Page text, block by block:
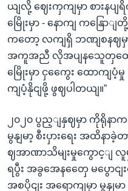
ယျလို့ ဈေးကှကျမှာ စားန
မြေိုးမှာ - နောကျ ကနြေ
ကတော့ လကျရှိ ဘဏျစနဈမှ
အကူအညီ လိုအပျနသေူတှထေံ
မြေိုးမှာ ငှကွေေး ထောကျ
ကျပံ့နိုငျဖို့ ဖွဈပါတယျ။”
၂၀၂၀ ပွည့ျနှဈမှာ ကိုရိုနာ
မွနျမာ့ စီးပှားရေး အထိနာ
ဈအာဏာသိမျးမှုကွောင့ျ လူမှု
ရပွီး အခွအေနတှေေ မပွောင
အစပိုငျး အရောကျမှာ မွနျမ